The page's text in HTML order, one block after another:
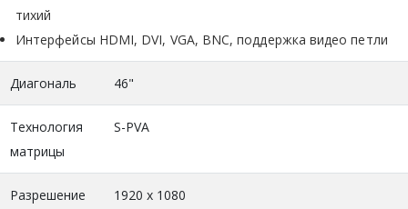
тихий
Интерфейсы HDMI, DVI, VGA, BNC, поддержка видео петли
Диагональ 46"
Технология
матрицы
S-PVA
Разрешение 1920 x 1080